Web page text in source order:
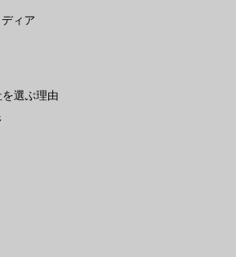
ィア
選ぶ理由